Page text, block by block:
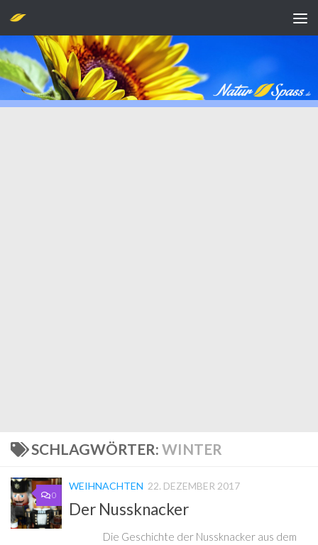
Zum Inhalt springen
SCHLAGWÖRTER: WINTER
0
WEIHNACHTEN 22. DEZEMBER 2017
Der Nussknacker
Die Geschichte der Nussknacker aus dem